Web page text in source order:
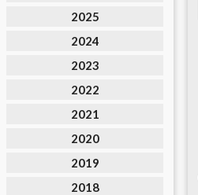
2025
2024
2023
2022
2021
2020
2019
2018